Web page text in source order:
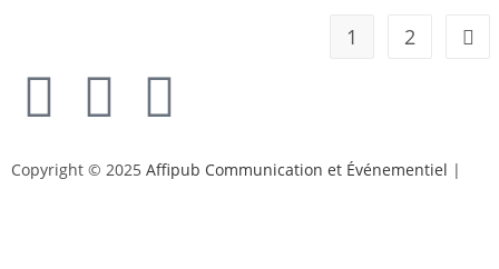
1 2
Copyright © 2025 Affipub Communication et Événementiel |